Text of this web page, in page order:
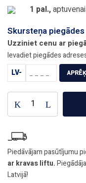
1 pal.,
Skursteņa
Uzziniet cenu ar
Ievadiet piegādes
LV-
dūmvads
skurstenis
bez
ventilācijas,
Ø200
h=5,25m,
Piedāvājam pasūtījumu
ar kravas liftu.
Latvijā!